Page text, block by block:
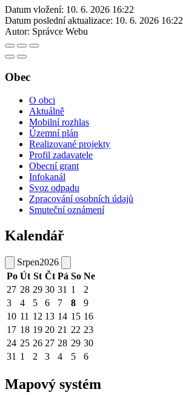
Datum vložení: 10. 6. 2026 16:22
Datum poslední aktualizace: 10. 6. 2026 16:22
Autor: Správce Webu
Obec
O obci
Aktuálně
Mobilní rozhlas
Územní plán
Realizované projekty
Profil zadavatele
Obecní grant
Infokanál
Svoz odpadu
Zpracování osobních údajů
Smuteční oznámení
Kalendář
Srpen2026
Po Út St Čt Pá So Ne
27 28 29 30 31 1
2
3
4 5 6 7 8
9
10 11 12 13 14 15 16
17 18 19 20 21 22 23
24 25 26 27 28 29 30
31 1 2 3 4 5 6
Mapový systém